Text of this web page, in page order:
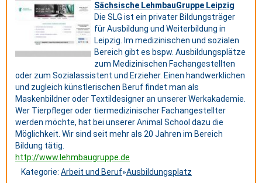
Sächsische LehmbauGruppe Leipzig
Die SLG ist ein privater Bildungsträger
für Ausbildung und Weiterbildung in
Leipzig. Im medizinischen und sozialen
Bereich gibt es bspw. Ausbildungsplätze
zum Medizinischen Fachangestellten
oder zum Sozialassistent und Erzieher. Einen handwerklichen
und zugleich künstlerischen Beruf findet man als
Maskenbildner oder Textildesigner an unserer Werkakademie.
Wer Tierpfleger oder tiermedizinischer Fachangestellter
werden möchte, hat bei unserer Animal School dazu die
Möglichkeit. Wir sind seit mehr als 20 Jahren im Bereich
Bildung tätig.
http://www.lehmbaugruppe.de
Kategorie: Arbeit und Beruf»Ausbildungsplatz